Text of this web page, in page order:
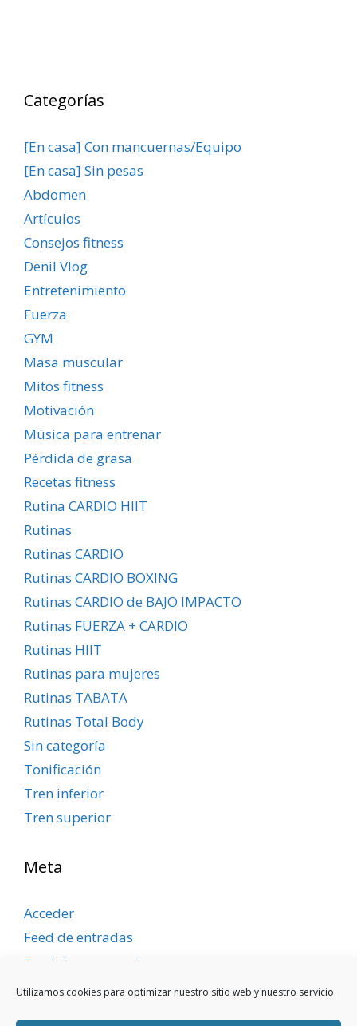
Utilizamos cookies para optimizar nuestro sitio web y nuestro servicio.
Categorías
[En casa] Con mancuernas/Equipo
[En casa] Sin pesas
Abdomen
Artículos
Consejos fitness
Denil Vlog
Entretenimiento
Fuerza
GYM
Masa muscular
Mitos fitness
Motivación
Música para entrenar
Pérdida de grasa
Recetas fitness
Rutina CARDIO HIIT
Rutinas
Rutinas CARDIO
Rutinas CARDIO BOXING
Rutinas CARDIO de BAJO IMPACTO
Rutinas FUERZA + CARDIO
Rutinas HIIT
Rutinas para mujeres
Rutinas TABATA
Rutinas Total Body
Sin categoría
Tonificación
Tren inferior
Tren superior
Meta
Acceder
Feed de entradas
Feed de comentarios
WordPress.org